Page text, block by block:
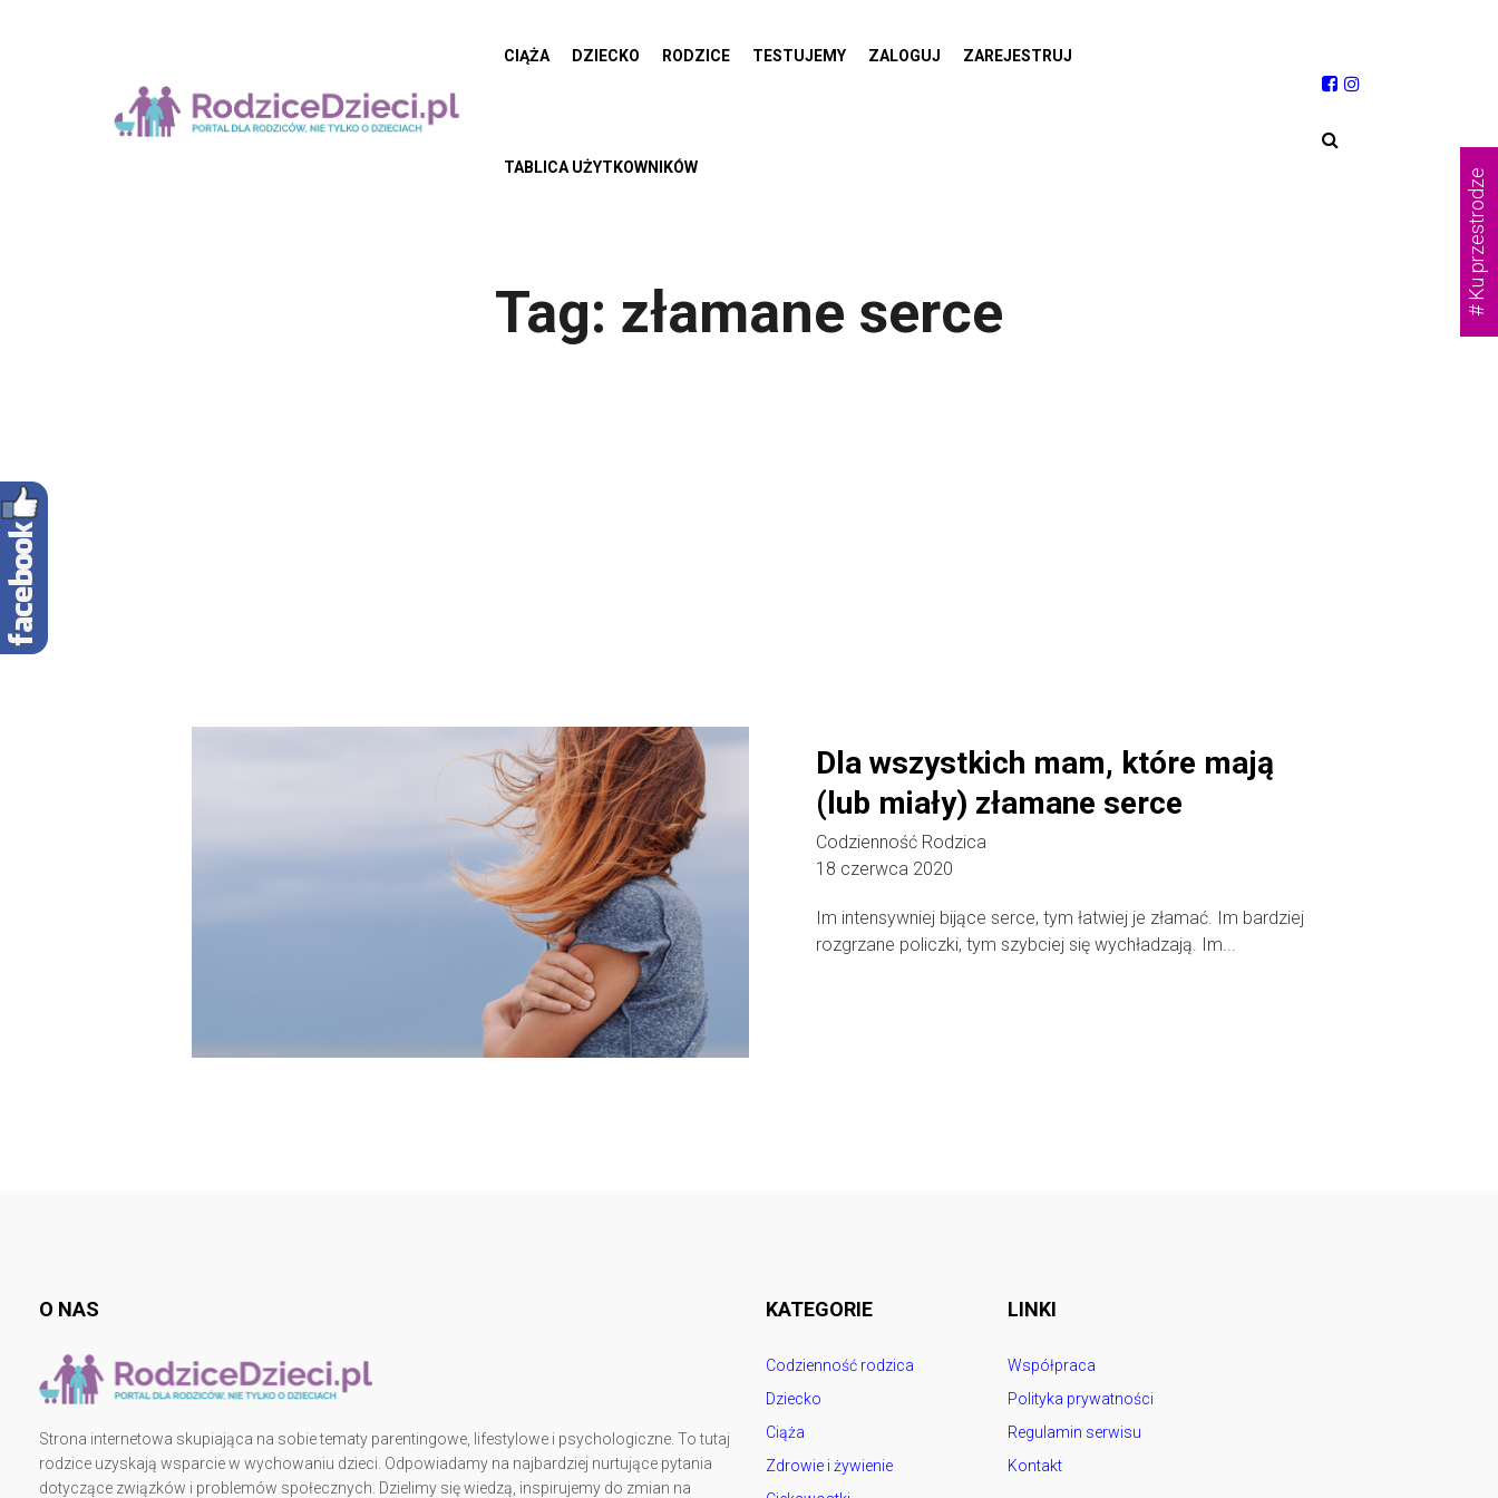
CIĄŻA DZIECKO RODZICE TESTUJEMY ZALOGUJ ZAREJESTRUJ
TABLICA UŻYTKOWNIKÓW
Tag: złamane serce
Dla wszystkich mam, które mają
(lub miały) złamane serce
Codzienność Rodzica
18 czerwca 2020
Im intensywniej bijące serce, tym łatwiej je złamać. Im bardziej
rozgrzane policzki, tym szybciej się wychładzają. Im...
O NAS
Strona internetowa skupiająca na sobie tematy parentingowe, lifestylowe i psychologiczne. To tutaj
rodzice uzyskają wsparcie w wychowaniu dzieci. Odpowiadamy na najbardziej nurtujące pytania
dotyczące związków i problemów społecznych. Dzielimy się wiedzą, inspirujemy do zmian na
KATEGORIE
Codzienność rodzica
Dziecko
Ciąża
Zdrowie i żywienie
LINKI
Współpraca
Polityka prywatności
Regulamin serwisu
Kontakt
# Ku przestrodze